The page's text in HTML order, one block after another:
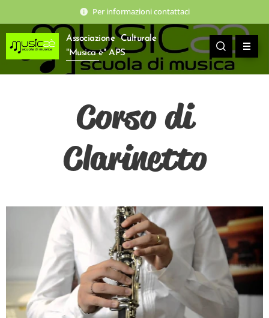
Per informazioni contattaci
Associazione Culturale
"Musica è" APS
Corso di
Clarinetto